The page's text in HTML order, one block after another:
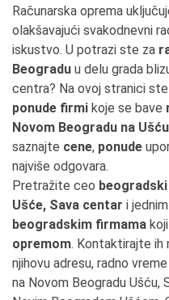
Računarska oprema
olakšavajući svakodnevni
iskustvo. U potrazi ste za
Beogradu u delu grada
centra? Na ovoj stranici
ponude firmi koje se bave
Novom Beogradu na
saznajte cene, ponude
najviše odgovara.
Pretražite ceo
Ušće, Sava centar i
beogradskim firmama
opremom. Kontaktirajte ih
njihovu adresu, radno
na Novom Beogradu Ušću,